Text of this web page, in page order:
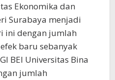
Ekonomika dan
Surabaya menjadi
ini dengan jumlah
baru sebanyak
BEI Universitas Bina
jumlah